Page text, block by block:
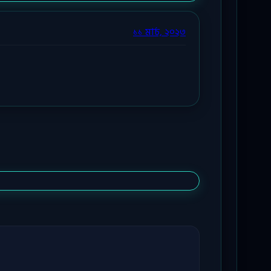
১১ মার্চ, ২০২৩